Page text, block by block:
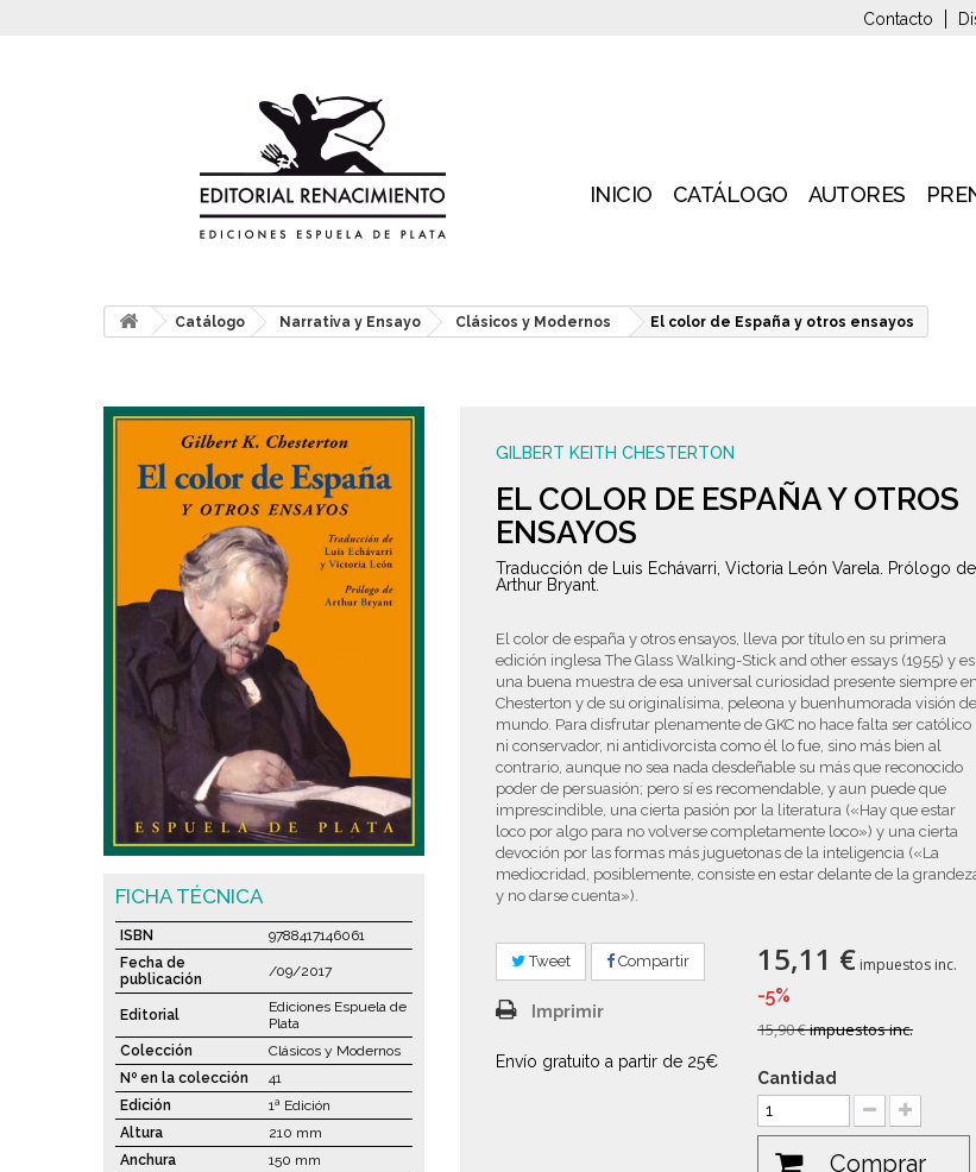
Contacto
INICIO CATÁLOGO AUTORES
Catálogo Narrativa y Ensayo Clásicos y Modernos El color de España y otros ensayos
GILBERT KEITH CHESTERTON
EL COLOR DE ESPAÑA Y OTROS
ENSAYOS
Traducción de Luis Echávarri, Victoria León Varela. Prólogo de
Arthur Bryant.
El color de españa y otros ensayos, lleva por título en su primera
edición inglesa The Glass Walking-Stick and other essays (1955) y es
una buena muestra de esa universal curiosidad presente siempre en
Chesterton y de su originalísima, peleona y buenhumorada visión
mundo. Para disfrutar plenamente de GKC no hace falta ser católico
ni conservador, ni antidivorcista como él lo fue, sino más bien al
contrario, aunque no sea nada desdeñable su más que reconocido
poder de persuasión; pero sí es recomendable, y aun puede que
imprescindible, una cierta pasión por la literatura («Hay que estar
loco por algo para no volverse completamente loco») y una cierta
devoción por las formas más juguetonas de la inteligencia («La
mediocridad, posiblemente, consiste en estar delante de la
y no darse cuenta»).
Tweet Compartir
Imprimir
Envío gratuito a partir de 25€
15,11 € impuestos inc.
-5%
15,90 €impuestos inc.
Cantidad
Comprar
FICHA TÉCNICA
ISBN
9788417146061
Fecha de
publicación
/09/2017
Editorial
Ediciones Espuela de
Plata
Colección
Clásicos y Modernos
Nº en la colección
41
Edición
1ª Edición
Altura
210 mm
Anchura
150 mm